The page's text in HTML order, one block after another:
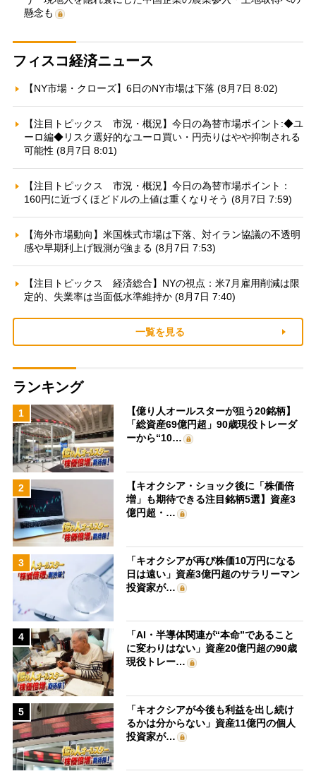
懸念も
フィスコ経済ニュース
【NY市場・クローズ】6日のNY市場は下落 (8月7日 8:02)
【注目トピックス 市況・概況】今日の為替市場ポイント:◆ユ
ーロ編◆リスク選好的なユーロ買い・円売りはやや抑制される
可能性 (8月7日 8:01)
【注目トピックス 市況・概況】今日の為替市場ポイント：
160円に近づくほどドルの上値は重くなりそう (8月7日 7:59)
【海外市場動向】米国株式市場は下落、対イラン協議の不透明
感や早期利上げ観測が強まる (8月7日 7:53)
【注目トピックス 経済総合】NYの視点：米7月雇用削減は限
定的、失業率は当面低水準維持か (8月7日 7:40)
一覧を見る
ランキング
1
【億り人オールスターが狙う20銘柄】
「総資産69億円超」90歳現役トレーダ
ーから“10…
2
【キオクシア・ショック後に「株価倍
増」も期待できる注目銘柄5選】資産3
億円超・…
3
「キオクシアが再び株価10万円になる
日は遠い」資産3億円超のサラリーマン
投資家が…
4
「AI・半導体関連が“本命”であること
に変わりはない」資産20億円超の90歳
現役トレー…
5
「キオクシアが今後も利益を出し続け
るかは分からない」資産11億円の個人
投資家が…